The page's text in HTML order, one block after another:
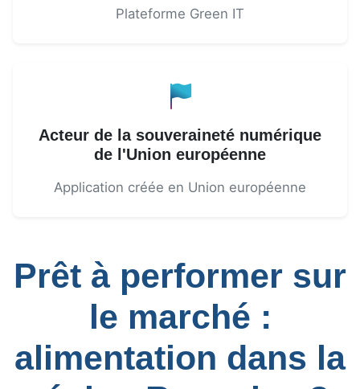
Plateforme Green IT
Acteur de la souveraineté numérique
de l'Union européenne
Application créée en Union européenne
Prêt à performer sur
le marché :
alimentation dans la